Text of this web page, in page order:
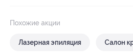
Похожие акции
Лазерная эпиляция Салон